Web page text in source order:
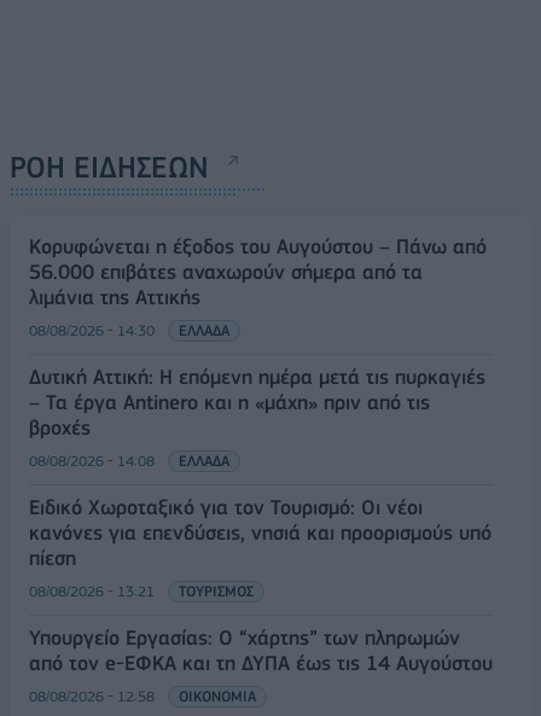
ΡΟΗ ΕΙΔΗΣΕΩΝ
Κορυφώνεται η έξοδος του Αυγούστου – Πάνω από
56.000 επιβάτες αναχωρούν σήμερα από τα
λιμάνια της Αττικής
08/08/2026 - 14:30 ΕΛΛΑΔΑ
Δυτική Αττική: Η επόμενη ημέρα μετά τις πυρκαγιές
– Τα έργα Antinero και η «μάχη» πριν από τις
βροχές
08/08/2026 - 14:08 ΕΛΛΑΔΑ
Ειδικό Χωροταξικό για τον Τουρισμό: Οι νέοι
κανόνες για επενδύσεις, νησιά και προορισμούς υπό
πίεση
08/08/2026 - 13:21 ΤΟΥΡΙΣΜΟΣ
Υπουργείο Εργασίας: Ο “χάρτης” των πληρωμών
από τον e-ΕΦΚΑ και τη ΔΥΠΑ έως τις 14 Αυγούστου
08/08/2026 - 12:58 ΟΙΚΟΝΟΜΙΑ